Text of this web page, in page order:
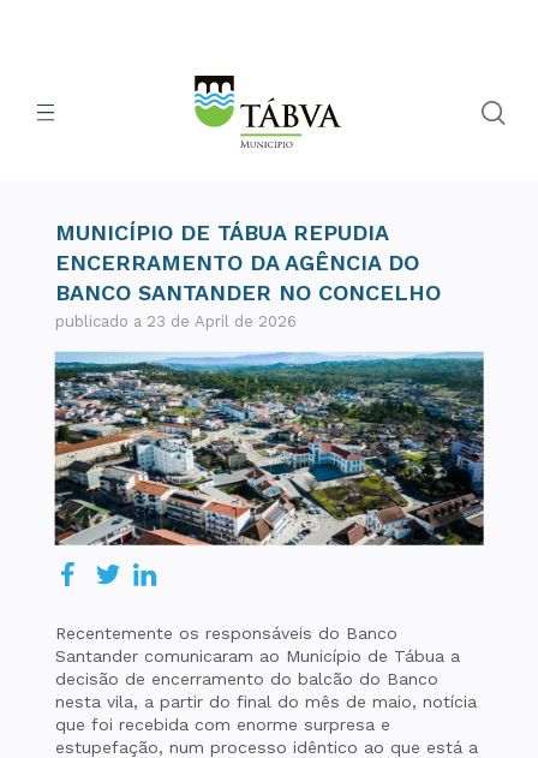
MUNICÍPIO DE TÁBUA REPUDIA
ENCERRAMENTO DA AGÊNCIA DO
BANCO SANTANDER NO CONCELHO
publicado a 23 de April de 2026
Recentemente os responsáveis do Banco
Santander comunicaram ao Município de Tábua a
decisão de encerramento do balcão do Banco
nesta vila, a partir do final do mês de maio, notícia
que foi recebida com enorme surpresa e
estupefação, num processo idêntico ao que está a